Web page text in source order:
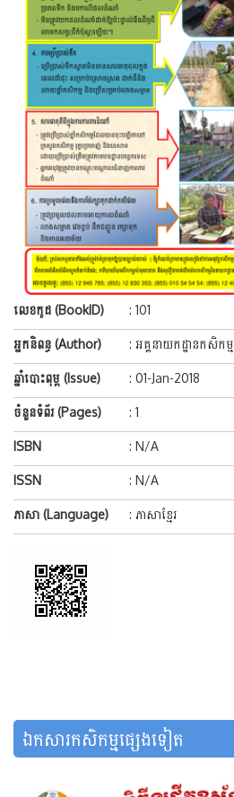
លេខកូដ (BookID) : 101
អ្នកនិពន្ធ (Author) : អគ្គនាយកដ្ឋានកសិកម្ម
ឆ្នាំបោះពុម្ព (Issue) : 01-Jan-2018
ចំនួនទំព័រ (Pages) : 1
ISBN : N/A
ISSN : N/A
ភាសា (Language) : ភាសាខ្មែរ
ឯកសារកសិកម្មផ្សេងទៀត